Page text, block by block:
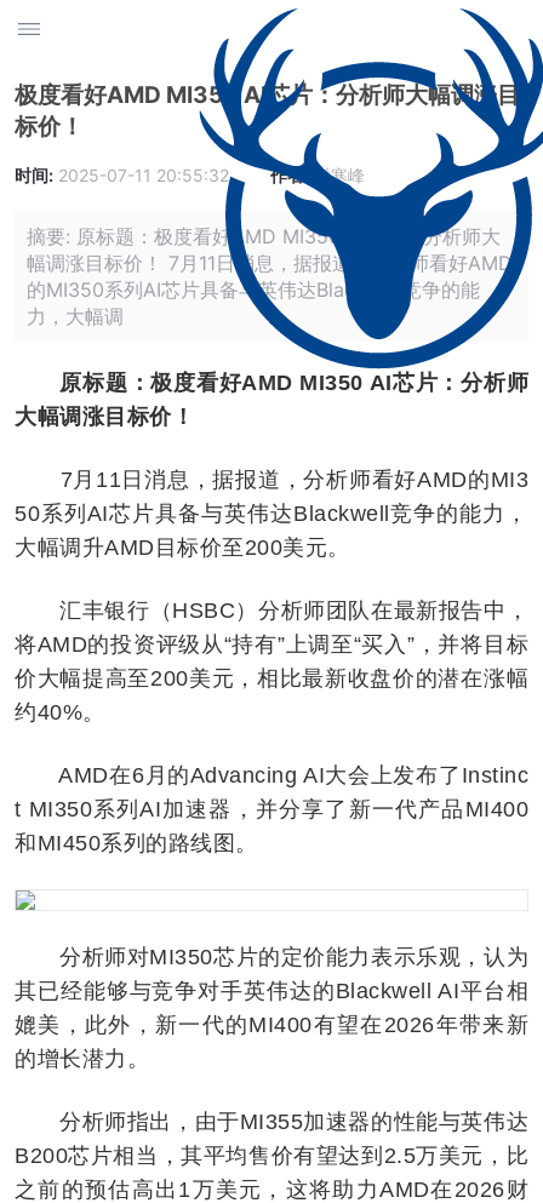
极度看好AMD MI350 AI芯片：分析师大幅调涨目
标价！
时间: 2025-07-11 20:55:32 作者: 时寒峰
摘要: 原标题：极度看好AMD MI350 AI芯片：分析师大
幅调涨目标价！ 7月11日消息，据报道，分析师看好AMD
的MI350系列AI芯片具备与英伟达Blackwell竞争的能
力，大幅调
原标题：极度看好AMD MI350 AI芯片：分析师
大幅调涨目标价！
7月11日消息，据报道，分析师看好AMD的MI3
50系列AI芯片具备与英伟达Blackwell竞争的能力，
大幅调升AMD目标价至200美元。
汇丰银行（HSBC）分析师团队在最新报告中，
将AMD的投资评级从“持有”上调至“买入”，并将目标
价大幅提高至200美元，相比最新收盘价的潜在涨幅
约40%。
AMD在6月的Advancing AI大会上发布了Instinc
t MI350系列AI加速器，并分享了新一代产品MI400
和MI450系列的路线图。
分析师对MI350芯片的定价能力表示乐观，认为
其已经能够与竞争对手英伟达的Blackwell AI平台相
媲美，此外，新一代的MI400有望在2026年带来新
的增长潜力。
分析师指出，由于MI355加速器的性能与英伟达
B200芯片相当，其平均售价有望达到2.5万美元，比
之前的预估高出1万美元，这将助力AMD在2026财